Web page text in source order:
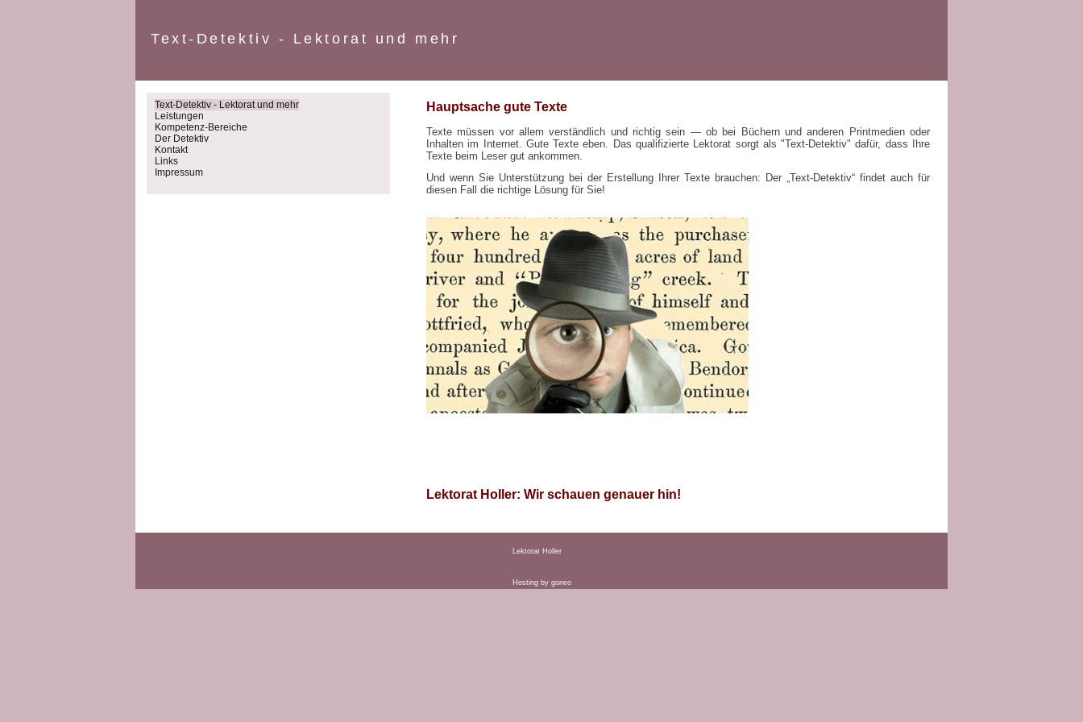
Text-Detektiv - Lektorat und mehr
Text-Detektiv - Lektorat und mehr
Leistungen
Kompetenz-Bereiche
Der Detektiv
Kontakt
Links
Impressum
Hauptsache gute Texte
Texte müssen vor allem verständlich und richtig sein — ob bei Büchern und anderen Printmedien oder
Inhalten im Internet. Gute Texte eben. Das qualifizierte Lektorat sorgt als "Text-Detektiv" dafür, dass Ihre
Texte beim Leser gut ankommen.
Und wenn Sie Unterstützung bei der Erstellung Ihrer Texte brauchen: Der „Text-Detektiv“ findet auch für
diesen Fall die richtige Lösung für Sie!
Lektorat Holler: Wir schauen genauer hin!
Lektorat Holler
Hosting by goneo